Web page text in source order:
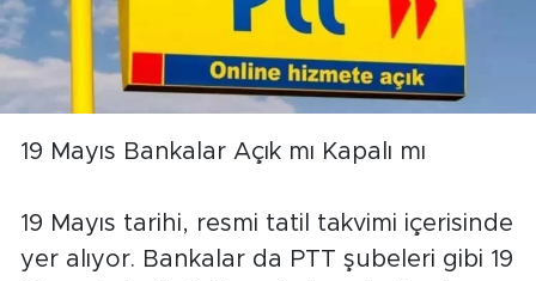
19 Mayıs Bankalar Açık mı Kapalı mı
19 Mayıs tarihi, resmi tatil takvimi içerisinde
yer alıyor. Bankalar da PTT şubeleri gibi 19